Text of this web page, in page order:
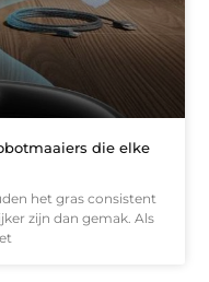
die elke
het gras consistent
zijn dan gemak. Als